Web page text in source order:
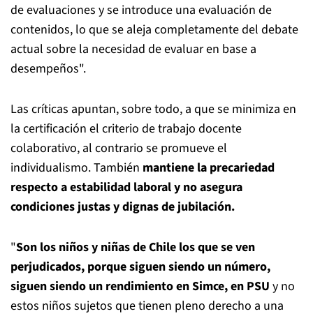
de evaluaciones y se introduce una evaluación de
contenidos, lo que se aleja completamente del debate
actual sobre la necesidad de evaluar en base a
desempeños".
Las críticas apuntan, sobre todo, a que se minimiza en
la certificación el criterio de trabajo docente
colaborativo, al contrario se promueve el
individualismo. También mantiene la precariedad
respecto a estabilidad laboral y no asegura
condiciones justas y dignas de jubilación.
"Son los niños y niñas de Chile los que se ven
perjudicados, porque siguen siendo un número,
siguen siendo un rendimiento en Simce, en PSU y no
estos niños sujetos que tienen pleno derecho a una